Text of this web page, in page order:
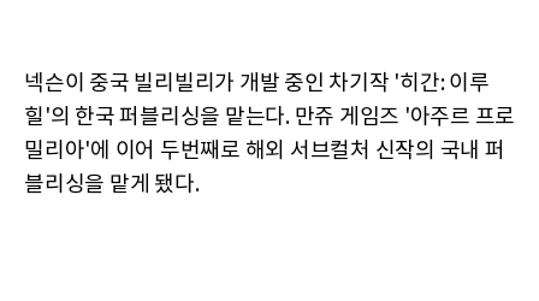
넥슨이 중국 빌리빌리가 개발 중인 차기작 '히간: 이루
힐'의 한국 퍼블리싱을 맡는다. 만쥬 게임즈 '아주르 프로
밀리아'에 이어 두번째로 해외 서브컬처 신작의 국내 퍼
블리싱을 맡게 됐다.